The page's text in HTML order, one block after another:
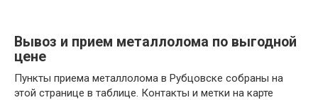
Вывоз и прием металлолома по выгодной
цене
Пункты приема металлолома в Рубцовске собраны на
этой странице в таблице. Контакты и метки на карте